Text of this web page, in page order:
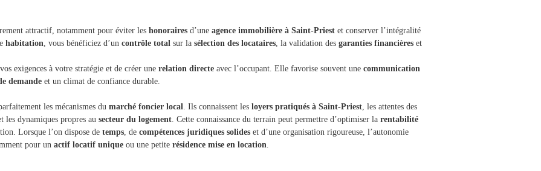
attractif, notamment pour éviter les honoraires d’une agence immobilière à Saint-Priest et conserver l’intégralité
habitation, vous bénéficiez d’un contrôle total sur la sélection des locataires, la validation des garanties financières et
exigences à votre stratégie et de créer une relation directe avec l’occupant. Elle favorise souvent une communication
demande et un climat de confiance durable.
les mécanismes du marché foncier local. Ils connaissent les loyers pratiqués à Saint-Priest, les attentes des
les dynamiques propres au secteur du logement. Cette connaissance du terrain peut permettre d’optimiser la rentabilité
Lorsque l’on dispose de temps, de compétences juridiques solides et d’une organisation rigoureuse, l’autonomie
pour un actif locatif unique ou une petite résidence mise en location.